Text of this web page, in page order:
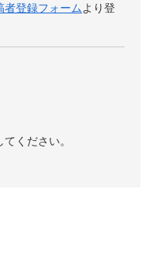
者登録フォーム より登
てください。